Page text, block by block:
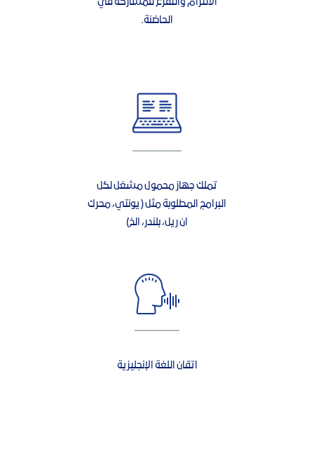
الحاضنة.
تملك جهاز محمول مشغل لكل
البرامج المطلوبة مثل ( يونتي، محرك
ان ريل، بلندر، الخ)
اتقان اللغة الإنجليزية